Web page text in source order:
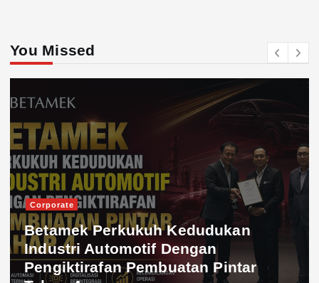
You Missed
Corporate
Betamek Perkukuh Kedudukan
Industri Automotif Dengan
Pengiktirafan Pembuatan Pintar